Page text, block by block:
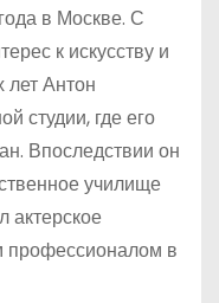
в Москве. С
к искусству и
лет Антон
студии, где его
Впоследствии он
училище
актерское
профессионалом в